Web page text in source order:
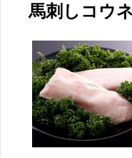
馬刺しコウ